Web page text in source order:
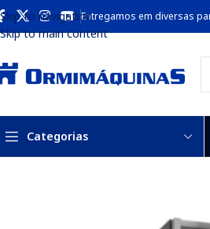
Skip to navigation
Skip to main content
Entregamos em diversas
Categorias